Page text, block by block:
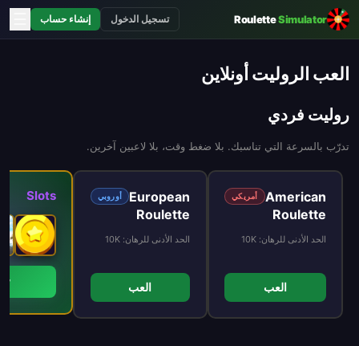
RouletteSimulator تسجيل الدخول إنشاء حساب
العب الروليت أونلاين
روليت فردي
تدرّب بالسرعة التي تناسبك. بلا ضغط وقت، بلا لاعبين آخرين.
American
Roulette
أمريكي
الحد الأدنى للرهان:
10K
العب
European
Roulette
أوروبي
الحد الأدنى للرهان:
10K
العب
Slots